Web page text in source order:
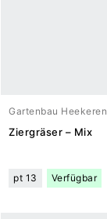
Gartenbau Heekeren
Ziergräser – Mix
pt 13 Verfügbar